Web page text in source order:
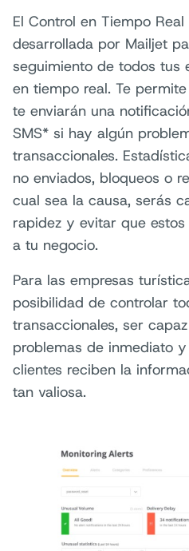
El Control en Tiempo
desarrollada por Mailjet
seguimiento de todos tus
en tiempo real. Te
te enviarán una
SMS* si hay algún
transaccionales.
no enviados, bloqueos o
cual sea la causa, serás
rapidez y evitar que
a tu negocio.
Para las empresas
posibilidad de controlar
transaccionales, ser
problemas de inmediato
clientes reciben la
tan valiosa.